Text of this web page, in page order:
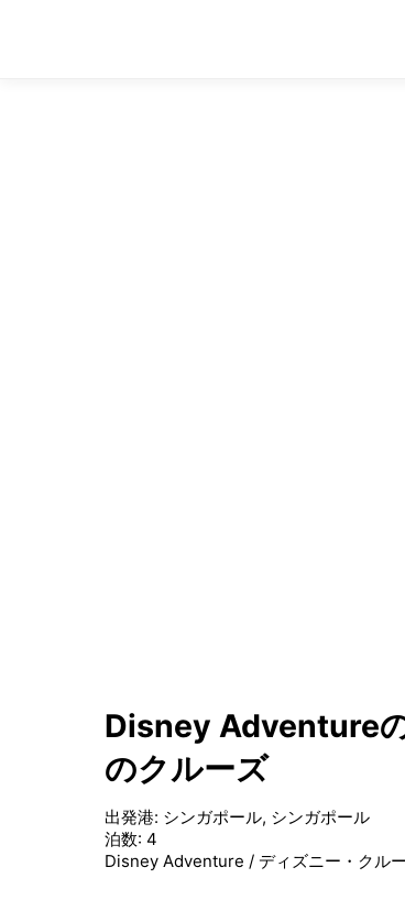
Disney Adventure
のクルーズ
出発港: シンガポール, シンガポール
泊数: 4
Disney Adventure / ディズニー・クル